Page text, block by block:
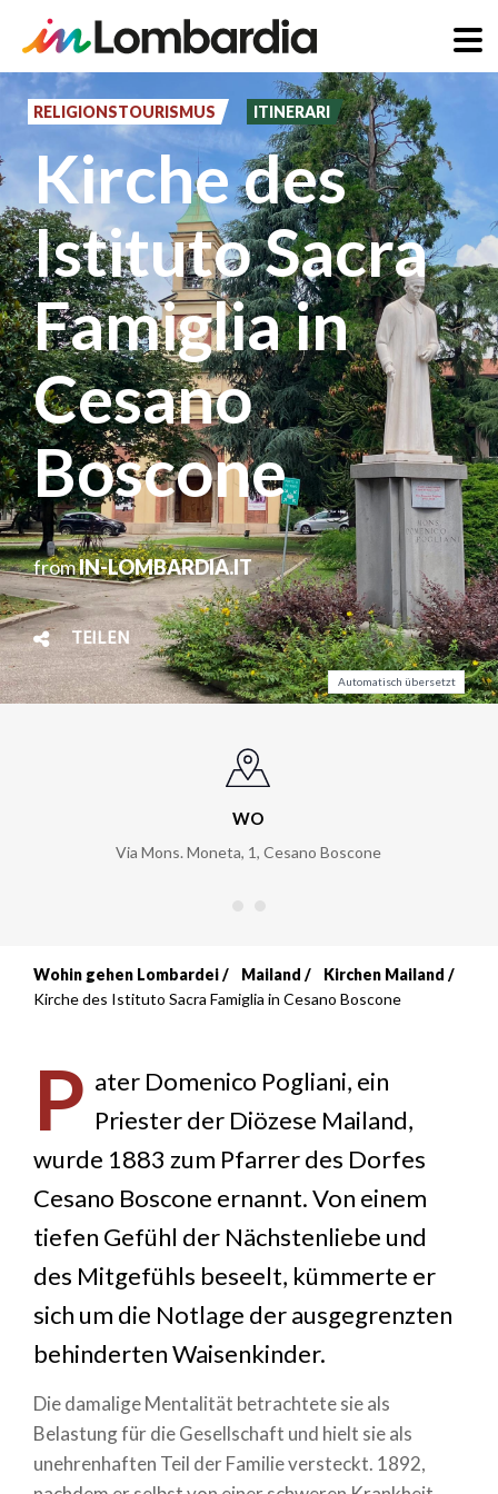
Direkt
zumRELIGIONSTOURISMUS ITINERARI
Kirche des
Istituto Sacra
Famiglia in
Cesano
Boscone
fromIN-LOMBARDIA.IT
TEILEN
Automatisch übersetzt
WO
Via Mons. Moneta, 1, Cesano Boscone
Breadcrumb
Wohin gehen Lombardei Mailand
Kirchen Mailand
Kirche des Istituto Sacra Famiglia in Cesano Boscone
P ater Domenico Pogliani, ein
Priester der Diözese Mailand,
wurde 1883 zum Pfarrer des Dorfes
Cesano Boscone ernannt. Von einem
tiefen Gefühl der Nächstenliebe und
des Mitgefühls beseelt, kümmerte er
sich um die Notlage der ausgegrenzten
behinderten Waisenkinder.
Die damalige Mentalität betrachtete sie als
Belastung für die Gesellschaft und hielt sie als
unehrenhaften Teil der Familie versteckt. 1892,